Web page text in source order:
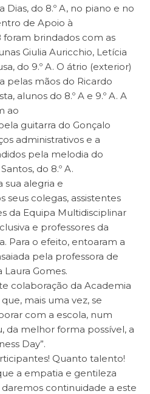
Dias, do 8.º A, no piano e no
de Apoio à
foram brindados com as
Giulia Auricchio, Letícia
do 9.º A. O átrio (exterior)
pelas mãos do Ricardo
alunos do 8.º A e 9.º A. A
ao
guitarra do Gonçalo
administrativos e a
pela melodia do
do 8.º A.
sua alegria e
colegas, assistentes
da Equipa Multidisciplinar
e professores da
Para o efeito, entoaram a
pela professora de
Laura Gomes.
colaboração da Academia
mais uma vez, se
com a escola, num
da melhor forma possível, a
Day”.
Quanto talento!
a empatia e gentileza
continuidade a este